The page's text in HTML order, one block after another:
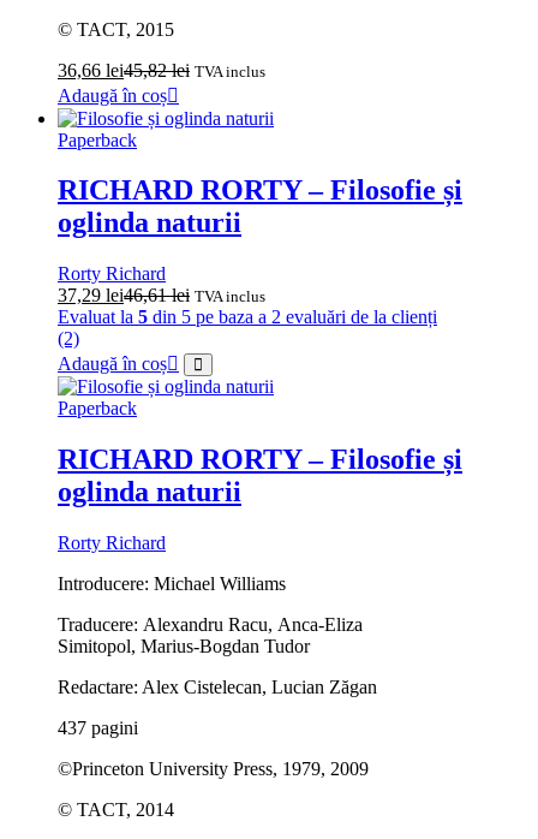
© TACT, 2015
36,66 lei45,82lei TVA inclus
Adaugă în coș
Paperback
RICHARD RORTY – Filosofie și
oglinda naturii
Rorty Richard
37,29 lei46,61lei TVA inclus
Evaluat la 5 din 5 pe baza a 2 evaluări de la clienți
(2)
Adaugă în coș
Paperback
RICHARD RORTY – Filosofie și
oglinda naturii
Rorty Richard
Introducere: Michael Williams
Traducere: Alexandru Racu, Anca‑Eliza
Simitopol, Marius‑Bogdan Tudor
Redactare: Alex Cistelecan, Lucian Zăgan
437 pagini
©Princeton University Press, 1979, 2009
© TACT, 2014